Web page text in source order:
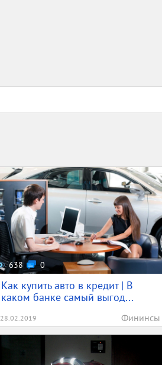
638 0
Как купить авто в кредит | В
каком банке самый выгод...
28.02.2019 Фининсы